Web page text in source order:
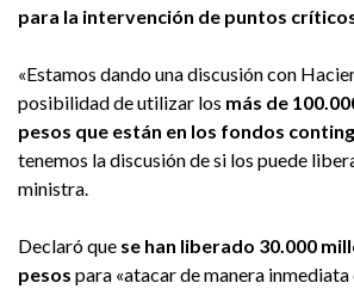
para la intervención de puntos
«Estamos dando una discusión con
posibilidad de utilizar los más de
pesos que están en los fondos
tenemos la discusión de si los puede
ministra.
Declaró que se han liberado 30.000
pesos para «atacar de manera